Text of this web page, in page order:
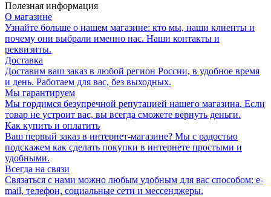
Полезная информация
О магазине
Узнайте больше о нашем магазине: кто мы, наши клиенты и
почему они выбрали именно нас. Наши контакты и
реквизиты.
Доставка
Доставим ваш заказ в любой регион России, в удобное время
и день. Работаем для вас, без выходных.
Мы гарантируем
Мы гордимся безупречной репутацией нашего магазина. Если
товар не устроит вас, вы всегда сможете вернуть деньги.
Как купить и оплатить
Ваш первый заказ в интернет-магазине? Мы с радостью
подскажем как сделать покупки в интернете простыми и
удобными.
Всегда на связи
Связаться с нами можно любым удобным для вас способом: e-
mail, телефон, социальные сети и мессенджеры.